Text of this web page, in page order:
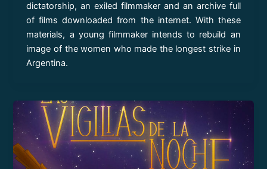
dictatorship, an exiled filmmaker and an archive full
of films downloaded from the internet. With these
materials, a young filmmaker intends to rebuild an
image of the women who made the longest strike in
Argentina.